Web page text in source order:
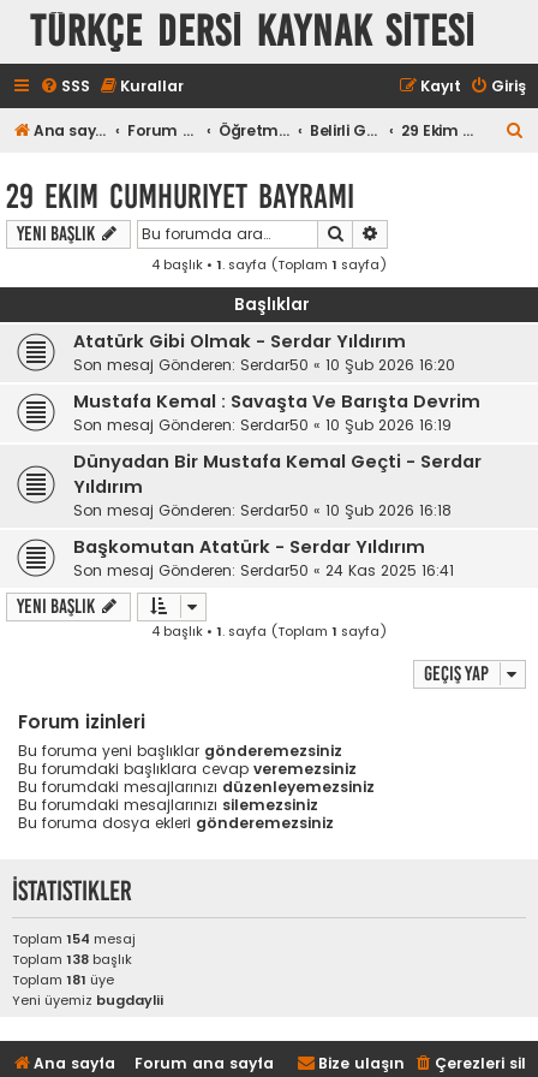
TÜRKÇE DERSİ KAYNAK SİTESİ
SSS Kurallar Giriş
Kayıt
Ana sayfa Forum ana sayfa Öğretmen Belirli Günler ve Haftalar 29 Ekim Cumhuriyet Bayramı
29 Ekim Cumhuriyet Bayramı
Yeni Başlık Ara
4 başlık • 1. sayfa (Toplam 1 sayfa)
Başlıklar
Atatürk Gibi Olmak - Serdar Yıldırım
Son mesaj Gönderen: Serdar50 « 10 Şub 2026 16:20
Mustafa Kemal : Savaşta Ve Barışta Devrim
Son mesaj Gönderen: Serdar50 « 10 Şub 2026 16:19
Dünyadan Bir Mustafa Kemal Geçti - Serdar
Yıldırım
Son mesaj Gönderen: Serdar50 « 10 Şub 2026 16:18
Başkomutan Atatürk - Serdar Yıldırım
Son mesaj Gönderen: Serdar50 « 24 Kas 2025 16:41
Yeni Başlık
4 başlık • 1. sayfa (Toplam 1 sayfa)
Geçiş yap
Forum izinleri
Bu foruma yeni başlıklar gönderemezsiniz
Bu forumdaki başlıklara cevap veremezsiniz
Bu forumdaki mesajlarınızı düzenleyemezsiniz
Bu forumdaki mesajlarınızı silemezsiniz
Bu foruma dosya ekleri gönderemezsiniz
İstatistikler
Toplam 154 mesaj
Toplam 138 başlık
Toplam 181 üye
Yeni üyemiz bugdaylii
Ana sayfa Forum ana sayfa Çerezleri sil
Bize ulaşın